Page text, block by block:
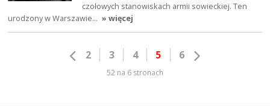
czołowych stanowiskach armii sowieckiej. Ten
urodzony w Warszawie… » więcej
2 3 4 5 6
52 na 6 stronach